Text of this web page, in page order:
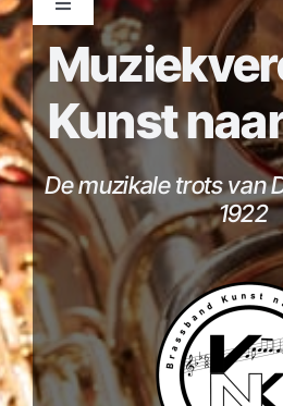
Toggle
Navigation
Home
Orkesten
Agenda
Beschermclub
KnK Shop
Kunst
De muzikale trots van
1922